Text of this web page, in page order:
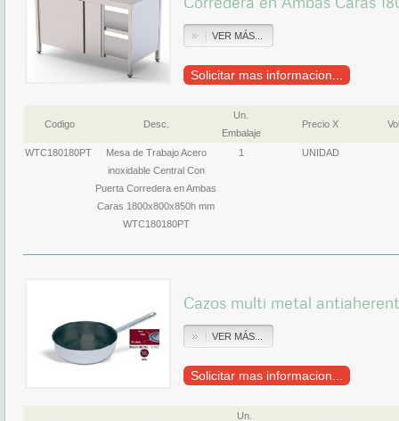
VER MÁS...
Solicitar mas informacion...
Codigo Desc.
Un.
Embalaje
Precio X
WTC180180PT
Mesa de Trabajo Acero
inoxidable Central Con
Puerta Corredera en Ambas
Caras 1800x800x850h mm
WTC180180PT
1 UNIDAD
Cazos multi metal
VER MÁS...
Solicitar mas informacion...
Un.